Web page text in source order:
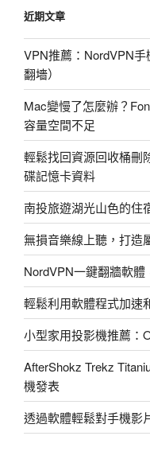
魚
落
槌
仔
寮》
魚
池
鄉
大
雁
村
【雲
觀
大
展】〉
近期文章
VPN推薦：NordVPN
翻墻）
Mac變慢了怎麼辦？
容量空間不足
輕鬆找回資源回收桶刪
碟記憶卡資料
南投旅遊湖光山色的住
無損音樂線上聽，打造
NordVPN一鍵翻牆軟
輕鬆利用軟體程式加速
小型家用投影機推薦：
AfterShokz Trekz
機發表
透過軟體輕鬆對手機影